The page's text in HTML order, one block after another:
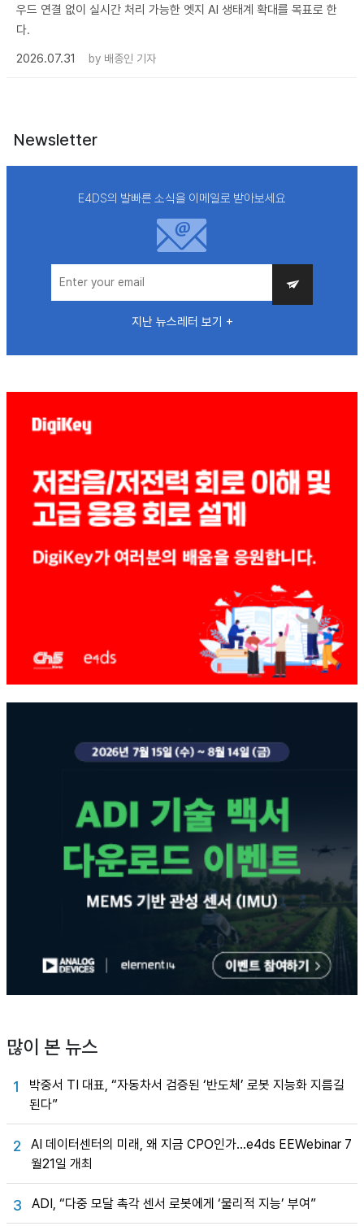
우드 연결 없이 실시간 처리 가능한 엣지 AI 생태계 확대를 목표로 한
다.
2026.07.31
by 배종인 기자
Newsletter
E4DS의 발빠른 소식을 이메일로 받아보세요
지난 뉴스레터 보기 +
많이 본 뉴스
1
박중서 TI 대표, “자동차서 검증된 ‘반도체’ 로봇 지능화 지름길
된다”
2
AI 데이터센터의 미래, 왜 지금 CPO인가…e4ds EEWebinar 7
월21일 개최
3 ADI, “다중 모달 촉각 센서 로봇에게 ‘물리적 지능’ 부여”